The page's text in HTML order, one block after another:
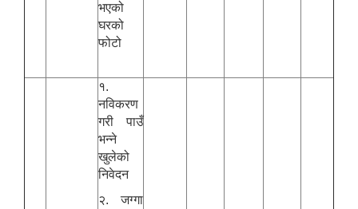
भएको
घरको
फोटो
१.
नविकरण
गरी पाउँ
भन्ने
खुलेको
निवेदन
२. जग्गा